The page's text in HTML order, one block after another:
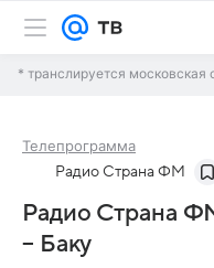
* транслируется московская
Телепрограмма
Радио Страна ФМ
Радио Страна
– Баку